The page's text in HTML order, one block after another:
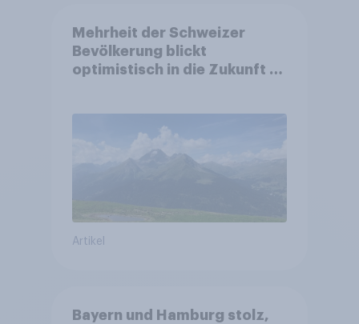
Mehrheit der Schweizer
Bevölkerung blickt
optimistisch in die Zukunft –
Altersvorsorge
Artikel
Bayern und Hamburg stolz,